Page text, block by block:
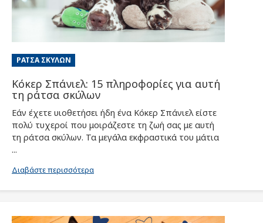
ΡΆΤΣΑ ΣΚΎΛΩΝ
Κόκερ Σπάνιελ: 15 πληροφορίες για αυτή
τη ράτσα σκύλων
Εάν έχετε υιοθετήσει ήδη ένα Κόκερ Σπάνιελ είστε
πολύ τυχεροί που μοιράζεστε τη ζωή σας με αυτή
τη ράτσα σκύλων. Τα μεγάλα εκφραστικά του μάτια
...
Διαβάστε περισσότερα